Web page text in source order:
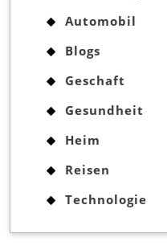
Automobil
Blogs
Geschaft
Gesundheit
Heim
Reisen
Technologie